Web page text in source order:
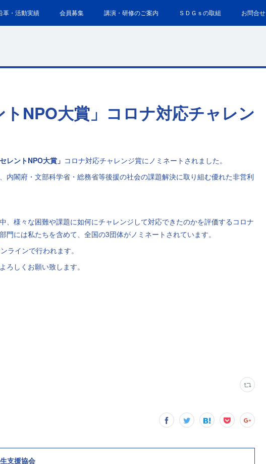
革・活動実績 会員募集 講演・研修のご案内 ＳＤＧｓの取組 お問合せ
トNPO大賞」コロナ対応チャレン
レントNPO大賞」 コロナ対応チャレンジ賞にノミネートされました。
内閣府・文部科学省・総務省等後援の社会の課題解決に取り組む優れた非営利
、様々な困難や課題に如何にチャレンジして対応できたのかを評価するコロナ
には私たちを含めて、全国の3団体がノミネートされています。
ラインで行われます。
ろしくお願い致します。
支援協会